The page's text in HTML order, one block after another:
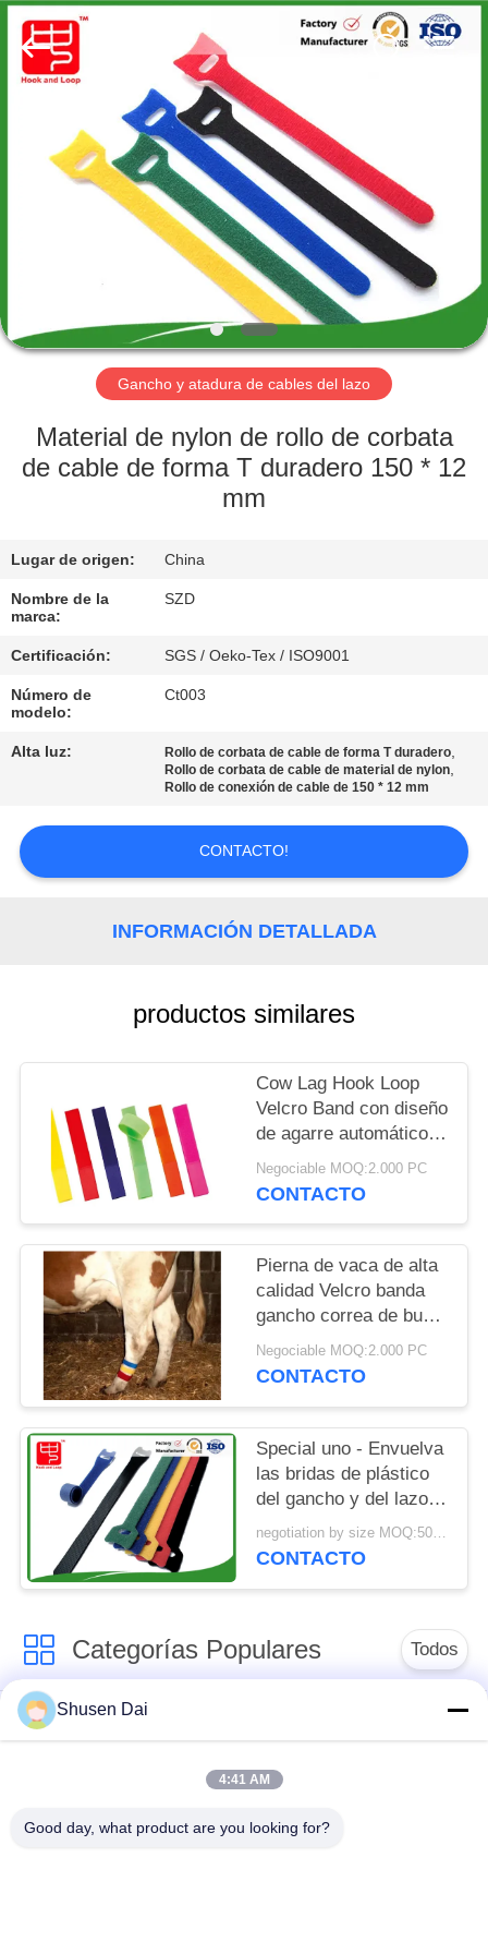
CASA
PRODUCTOS
SOBRE
NOSOTROS
RECORRIDO
POR
LA
CONTROL
DE
CALIDAD
CONTACTA
CON
NOSOTROS
NOTICIAS
SOLICITAR
DEL
POLÍTICA
PRIVACIDAD
Hook
Loop
Gancho y atadura de cables del lazo
Material de nylon de rollo de corbata
de cable de forma T duradero 150 * 12
mm
Lugar de origen: China
Nombre de la
marca:
SZD
Certificación: SGS / Oeko-Tex / ISO9001
Número de
modelo:
Ct003
Alta luz: Rollo de corbata de cable de forma T duradero,
Rollo de corbata de cable de material de nylon,
Rollo de conexión de cable de 150 * 12 mm
CONTACTO!
INFORMACIÓN DETALLADA
productos similares
Cow Lag Hook Loop
Velcro Band con diseño
de agarre automático y
selección de colores
variados
Negociable MOQ:2.000 PC
CONTACTO
Pierna de vaca de alta
calidad Velcro banda
gancho correa de bucle
15 * 180mm
personalizable
Negociable MOQ:2.000 PC
CONTACTO
Special uno - Envuelva
las bridas de plástico
del gancho y del lazo
para la resistencia de
agua obligatoria del
negotiation by size MOQ:5000e
CONTACTO
Categorías Populares Todos
gancho y cinta del
lazo
plásticos
Gancho y cinta
encargo del gancho y
Shusen Dai
4:41 AM
Good day, what product are you looking for?